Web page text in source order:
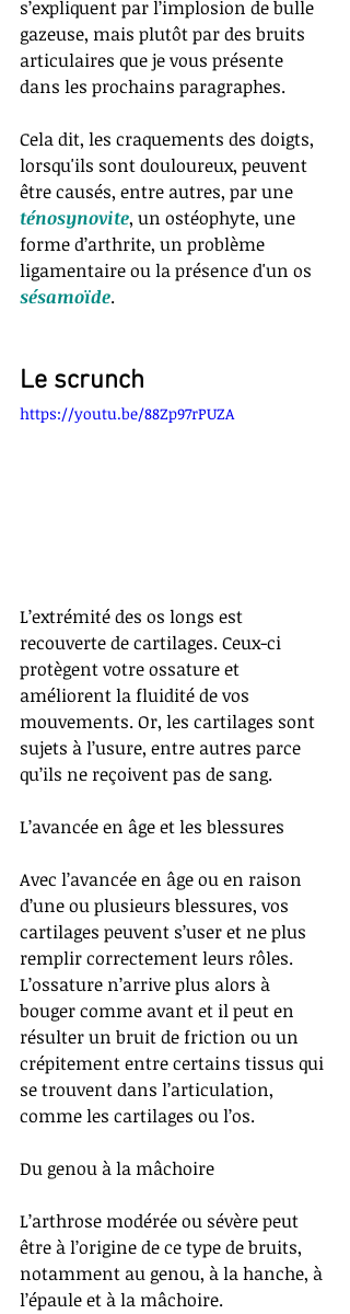
s’expliquent par l’implosion de bulle
gazeuse, mais plutôt par des bruits
articulaires que je vous présente
dans les prochains paragraphes.
Cela dit, les craquements des doigts,
lorsqu'ils sont douloureux, peuvent
être causés, entre autres, par une
ténosynovite, un ostéophyte, une
forme d’arthrite, un problème
ligamentaire ou la présence d'un os
sésamoïde.
Le scrunch
https://youtu.be/88Zp97rPUZA
L’extrémité des os longs est
recouverte de cartilages. Ceux-ci
protègent votre ossature et
améliorent la fluidité de vos
mouvements. Or, les cartilages sont
sujets à l’usure, entre autres parce
qu’ils ne reçoivent pas de sang.
L’avancée en âge et les blessures
Avec l’avancée en âge ou en raison
d’une ou plusieurs blessures, vos
cartilages peuvent s’user et ne plus
remplir correctement leurs rôles.
L’ossature n’arrive plus alors à
bouger comme avant et il peut en
résulter un bruit de friction ou un
crépitement entre certains tissus qui
se trouvent dans l’articulation,
comme les cartilages ou l’os.
Du genou à la mâchoire
L’arthrose modérée ou sévère peut
être à l’origine de ce type de bruits,
notamment au genou, à la hanche, à
l’épaule et à la mâchoire.